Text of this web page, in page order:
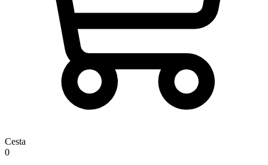
Cesta
0